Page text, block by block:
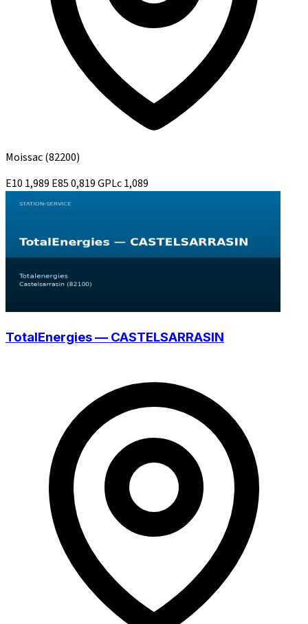
Moissac(82200)
E10 1,989 E850,819GPLc1,089
TotalEnergies — CASTELSARRASIN